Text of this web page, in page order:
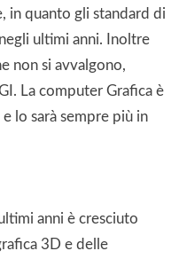
in quanto gli standard di
ultimi anni. Inoltre
non si avvalgono,
La computer Grafica è
lo sarà sempre più in
anni è cresciuto
3D e delle